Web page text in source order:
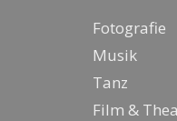
Fotografie
Musik
Tanz
Film &